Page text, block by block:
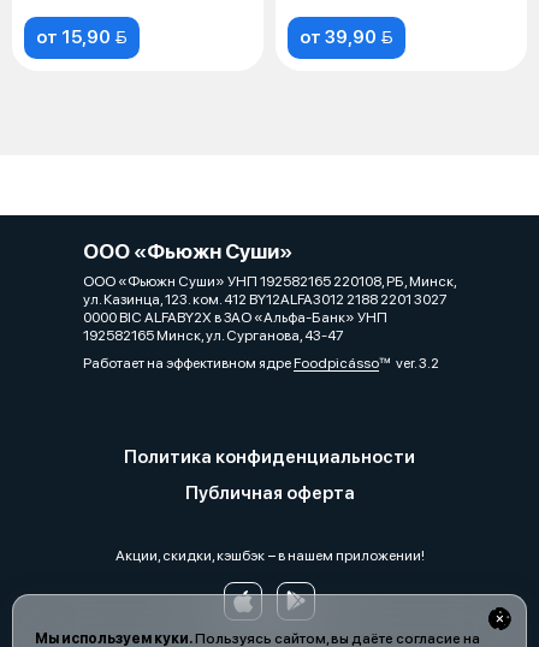
от 15,90  от 39,90 
Мы используем куки.Пользуясь сайтом, вы даёте согласие на
ООО «Фьюжн Суши»
ООО «Фьюжн Суши» УНП 192582165 220108, РБ, Минск,
ул. Казинца, 123. ком. 412 BY12ALFA3012 2188 2201 3027
0000 BIC ALFABY2X в ЗАО «Альфа-Банк» УНП
192582165 Минск, ул. Сурганова, 43-47
Работает на эффективном ядреFoodpicássover. 3.2
Политика конфиденциальности
Публичная оферта
Акции, скидки, кэшбэк − в нашем приложении!